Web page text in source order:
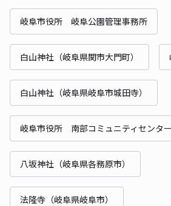
岐阜市役所 岐阜公園管理事務所
白山神社（岐阜県関市大門町）
白山神社（岐阜県岐阜市城田寺）
岐阜市役所 南部コミュニティセンター
八坂神社（岐阜県各務原市）
法隆寺（岐阜県岐阜市）